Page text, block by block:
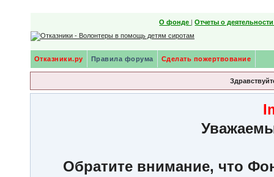
О фонде |Отчеты о
Отказники.ру Правила форума Сделать пожертвование
Обратите внимание, что